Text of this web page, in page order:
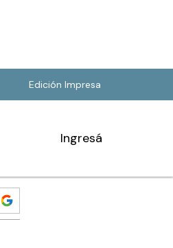
Edición Impresa
Ingresá